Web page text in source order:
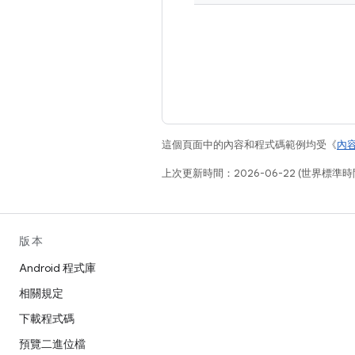
這個頁面中的內容和程式碼範例均受《內
上次更新時間：2026-06-22 (世界標準時
版本
Android 程式庫
相關規定
下載程式碼
預覽二進位檔